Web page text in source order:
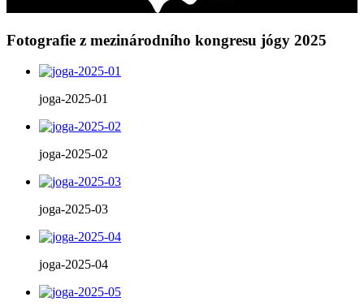
Fotografie z mezinárodního kongresu jógy 2025
joga-2025-01
joga-2025-02
joga-2025-03
joga-2025-04